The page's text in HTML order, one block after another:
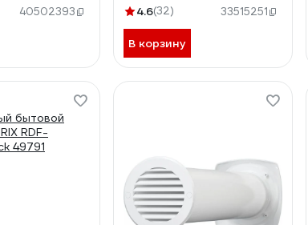
40502393
4.6(32) 33515251
В корзину